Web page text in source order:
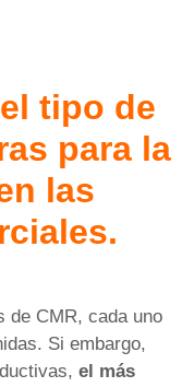
tipo de
para la
las
de CMR, cada uno
Si embargo,
el más